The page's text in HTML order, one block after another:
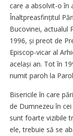
care a absolvit-o în
Înaltpreasfințitul
Bucovinei, actualul
1996, și preot de
Episcop-vicar al
același an. Tot în
numit paroh la
Bisericile în care
de Dumnezeu în
sunt foarte vizibile
ele, trebuie să se